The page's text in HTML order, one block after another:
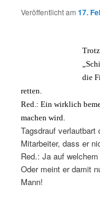
Veröffentlicht am17.
die
retten.
Red.: Ein wirklich
machen wird.
Tagsdrauf
Mitarbeiter, dass er
Red.: Ja auf
Oder meint er damit
Mann!